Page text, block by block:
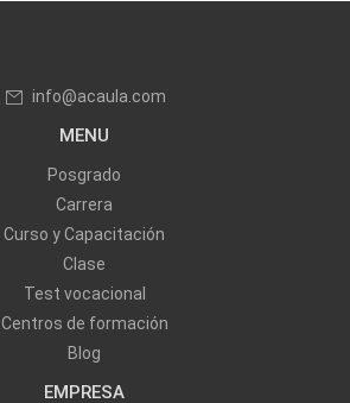
info@acaula.com
MENU
Posgrado
Carrera
Curso y Capacitación
Clase
Test vocacional
Centros de formación
Blog
EMPRESA